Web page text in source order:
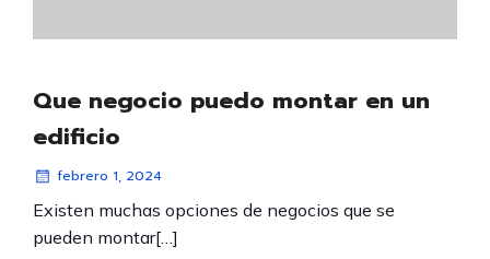
Que negocio puedo montar en un
edificio
febrero 1, 2024
Existen muchas opciones de negocios que se
pueden montar[…]